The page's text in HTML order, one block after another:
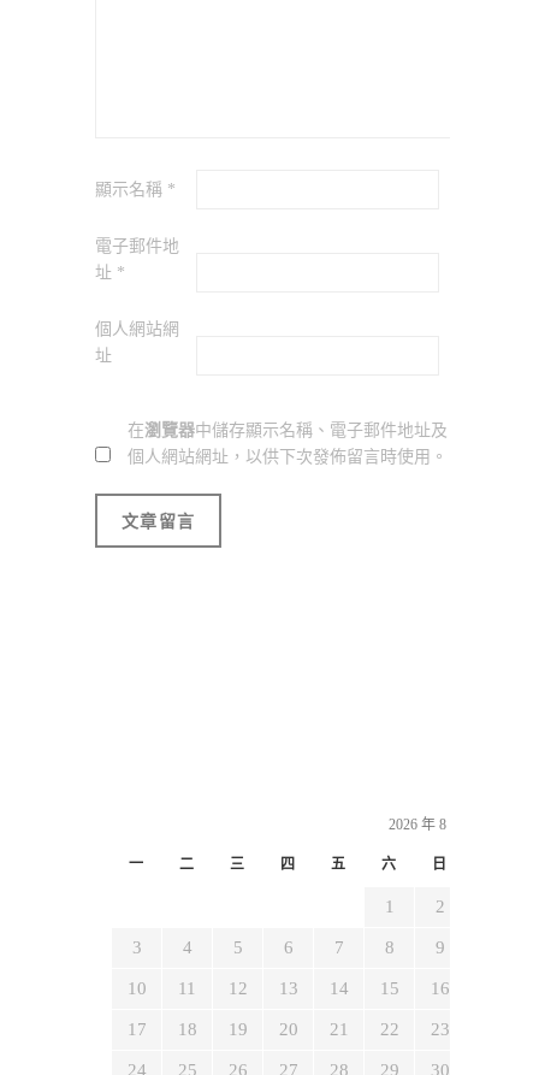
顯示名稱 *
電子郵件地
址 *
個人網站網
址
在瀏覽器中儲存顯示名稱、電子郵件地址及
個人網站網址，以供下次發佈留言時使用。
2026 年 8 月
一 二 三 四 五 六 日
1 2
3 4 5 6 7 8 9
10 11 12 13 14 15 16
17 18 19 20 21 22 23
24 25 26 27 28 29 30